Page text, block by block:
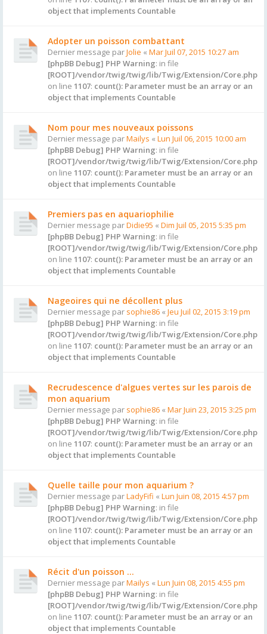
object that implements Countable
Adopter un poisson combattant
Dernier message parJolie « Mar Juil 07, 2015 10:27 am
[phpBB Debug] PHP Warning: in file
[ROOT]/vendor/twig/twig/lib/Twig/Extension/Core.php
on line 1107: count(): Parameter must be an array or an
object that implements Countable
Nom pour mes nouveaux poissons
Dernier message parMailys « Lun Juil 06, 2015 10:00 am
[phpBB Debug] PHP Warning: in file
[ROOT]/vendor/twig/twig/lib/Twig/Extension/Core.php
on line 1107: count(): Parameter must be an array or an
object that implements Countable
Premiers pas en aquariophilie
Dernier message parDidie95 « Dim Juil 05, 2015 5:35 pm
[phpBB Debug] PHP Warning: in file
[ROOT]/vendor/twig/twig/lib/Twig/Extension/Core.php
on line 1107: count(): Parameter must be an array or an
object that implements Countable
Nageoires qui ne décollent plus
Dernier message par sophie86 « Jeu Juil 02, 2015 3:19 pm
[phpBB Debug] PHP Warning: in file
[ROOT]/vendor/twig/twig/lib/Twig/Extension/Core.php
on line 1107: count(): Parameter must be an array or an
object that implements Countable
Recrudescence d'algues vertes sur les parois de
mon aquarium
Dernier message par sophie86 « Mar Juin 23, 2015 3:25 pm
[phpBB Debug] PHP Warning: in file
[ROOT]/vendor/twig/twig/lib/Twig/Extension/Core.php
on line 1107: count(): Parameter must be an array or an
object that implements Countable
Quelle taille pour mon aquarium ?
Dernier message parLadyFifi « Lun Juin 08, 2015 4:57 pm
[phpBB Debug] PHP Warning: in file
[ROOT]/vendor/twig/twig/lib/Twig/Extension/Core.php
on line 1107: count(): Parameter must be an array or an
object that implements Countable
Récit d'un poisson …
Dernier message parMailys « Lun Juin 08, 2015 4:55 pm
[phpBB Debug] PHP Warning: in file
[ROOT]/vendor/twig/twig/lib/Twig/Extension/Core.php
on line 1107: count(): Parameter must be an array or an
object that implements Countable